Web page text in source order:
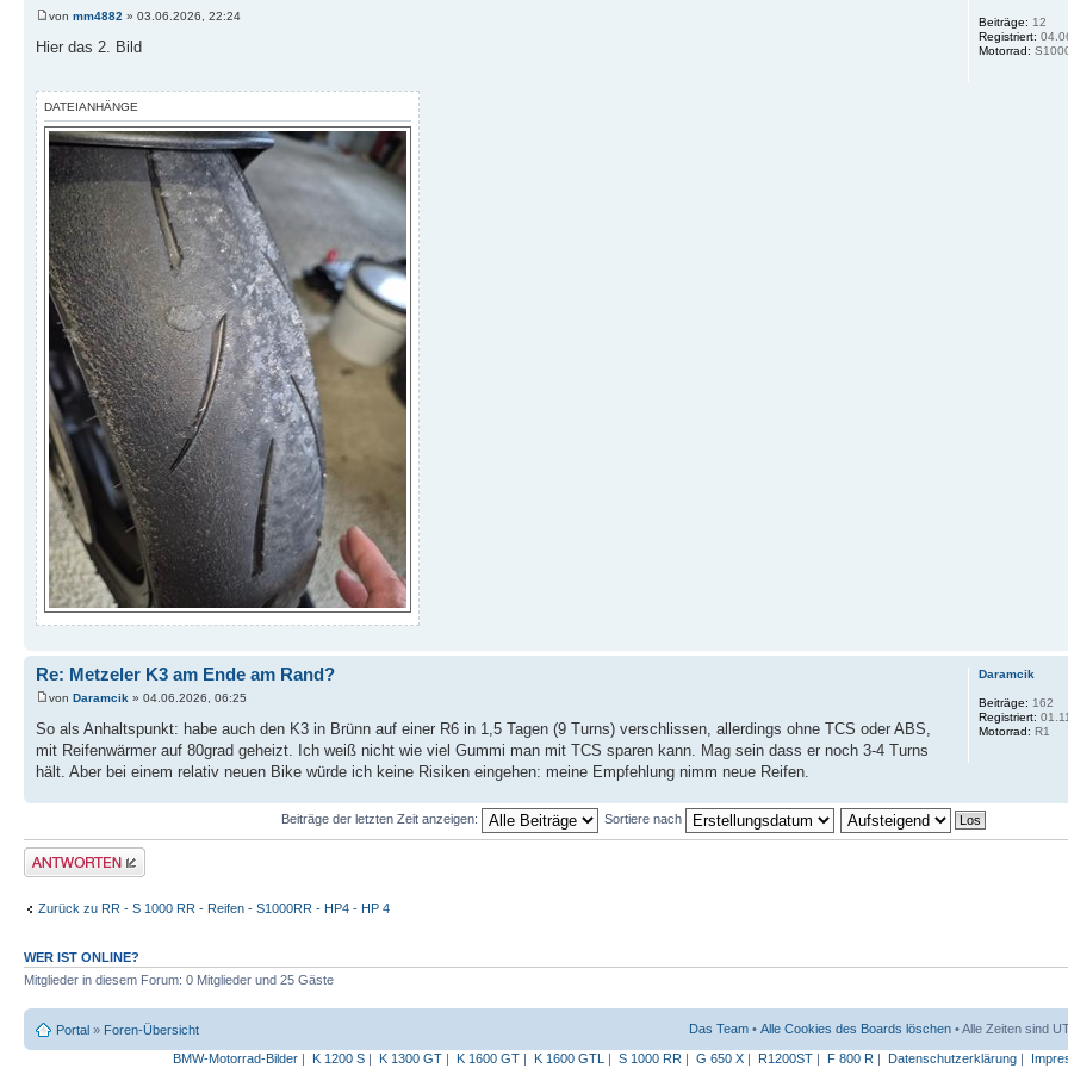
von mm4882 » 03.06.2026, 22:24
Hier das 2. Bild
DATEIANHÄNGE
Beiträge: 12
Registriert:
Motorrad:
Re: Metzeler K3 am Ende am Rand?
von Daramcik » 04.06.2026, 06:25
So als Anhaltspunkt: habe auch den K3 in Brünn auf einer R6 in 1,5 Tagen (9 Turns) verschlissen, allerdings ohne TCS oder ABS,
mit Reifenwärmer auf 80grad geheizt. Ich weiß nicht wie viel Gummi man mit TCS sparen kann. Mag sein dass er noch 3-4 Turns
hält. Aber bei einem relativ neuen Bike würde ich keine Risiken eingehen: meine Empfehlung nimm neue Reifen.
Daramcik
Beiträge: 162
Registriert:
Motorrad: R1
Beiträge der letzten Zeit anzeigen: Sortiere nach
Antwort erstellen
Zurück zu RR - S 1000 RR - Reifen - S1000RR - HP4 - HP 4
WER IST ONLINE?
Mitglieder in diesem Forum: 0 Mitglieder und 25 Gäste
Portal » Foren-Übersicht Das Team • Alle Cookies des Boards löschen • Alle Zeiten sind
BMW-Motorrad-Bilder| K 1200 S| K 1300 GT| K 1600 GT| K 1600 GTL | S 1000 RR | G 650 X| R1200ST| F 800 R | Datenschutzerklärung|